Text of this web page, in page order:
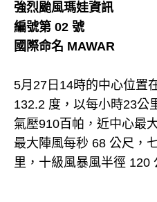
強烈颱風瑪娃資訊
編號第 02 號
國際命名 MAWAR
5月27日14時的中心位置
132.2 度，以每小時23公
氣壓910百帕，近中心最
最大陣風每秒 68 公尺，
里，十級風暴風半徑 120